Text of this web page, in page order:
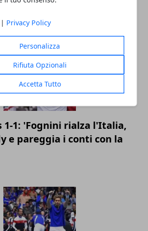
| Privacy Policy
Personalizza
Rifiuta Opzionali
Accetta Tutto
differenze con l’ATP Cup
1-1: 'Fognini rialza l'Italia,
e pareggia i conti con la